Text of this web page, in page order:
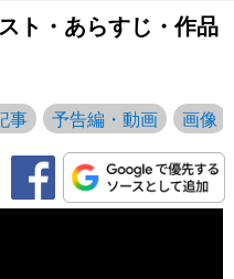
ト・あらすじ・作品
事 予告編・動画 画像